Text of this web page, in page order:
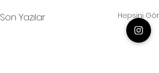
Son Yazılar Hepsini Gör